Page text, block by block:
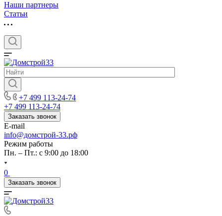
Наши партнеры
Статьи
+7 499 113-24-74
+7 499 113-24-74
Заказать звонок
E-mail
info@домстрой-33.рф
Режим работы
Пн. – Пт.: с 9:00 до 18:00
0
Заказать звонок